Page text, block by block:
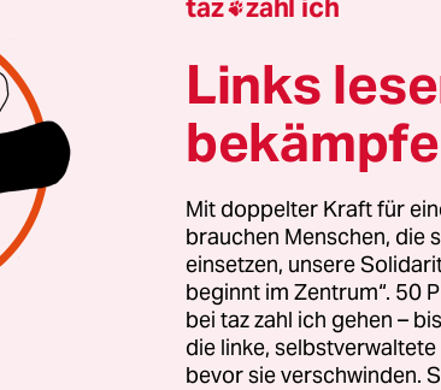
Enerhodar, Standort von
steigt die Angst vor einem
wandten sich die Mit­ar­bei­te­r:in­nen des
in einem eindringlichen Appell an
wird unsere Furcht um die
und Angehörigen und das
es darin. „In den vergangenen fünf
Normen, Grundsätze und

Links
Mit doppelter Kraft für
brauchen Menschen, die
einsetzen, unsere
beginnt im Zentrum“. 50
bei taz zahl ich gehen –
die linke,
bevor sie verschwinden.